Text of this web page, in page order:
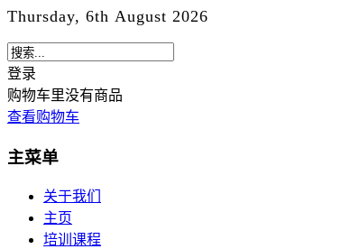
Thursday, 6th August 2026
登录
购物车里没有商品
查看购物车
主菜单
关于我们
主页
培训课程